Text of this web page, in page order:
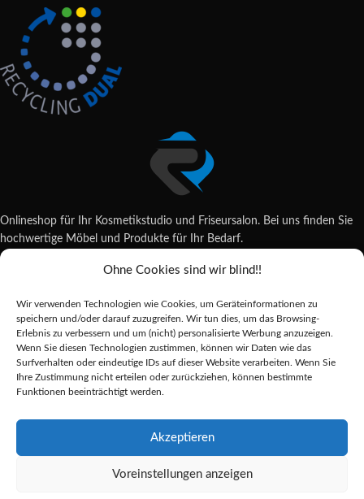
Ohne Cookies sind wir blind!!
Wir verwenden Technologien wie Cookies, um Geräteinformationen zu
speichern und/oder darauf zuzugreifen. Wir tun dies, um das Browsing-
Erlebnis zu verbessern und um (nicht) personalisierte Werbung anzuzeigen.
Wenn Sie diesen Technologien zustimmen, können wir Daten wie das
Surfverhalten oder eindeutige IDs auf dieser Website verarbeiten. Wenn Sie
Ihre Zustimmung nicht erteilen oder zurückziehen, können bestimmte
Funktionen beeinträchtigt werden.
Akzeptieren
Voreinstellungen anzeigen
Onlineshop für Ihr Kosmetikstudio und Friseursalon. Bei uns finden Sie
hochwertige Möbel und Produkte für Ihr Bedarf.
Wildsachsener Str. 6, 65207 Wiesbaden
shop@reda-shop.de
REDA SHOP - Hochwertige Studio Ausstattung
2025.
FRÄSER
Alle Preise inkl. der gesetzlichen MwSt.
Die durchgestrichenen Preise entsprechen dem bisherigen Preis in diesem
Online-Shop.